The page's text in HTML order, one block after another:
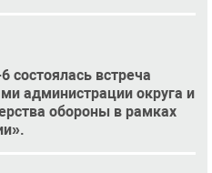
состоялась встреча
администрации округа и
обороны в рамках